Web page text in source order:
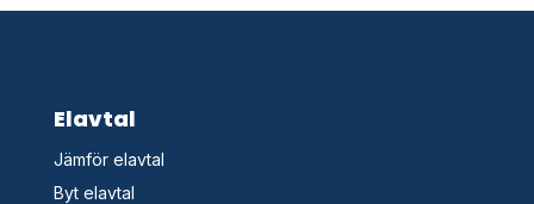
Elavtal
Jämför elavtal
Byt elavtal